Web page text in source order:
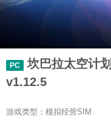
PC
坎巴拉太空计
v1.12.5
游戏类型：模拟经营SIM